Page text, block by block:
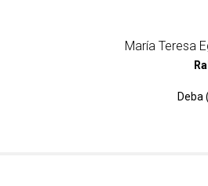
María Teresa
Deba